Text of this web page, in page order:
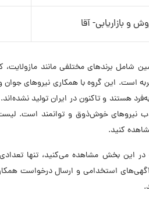
و بازاریابی- آقا
شامل برندهای مختلفی مانند
است. این گروه با همکاری نیروهای
هستند و تاکنون در ایران تولید
نیروهای خوش‌ذوق و توانمند است.
کنید.
این بخش مشاهده می‌کنید، تنها
استخدامی و ارسال درخواست